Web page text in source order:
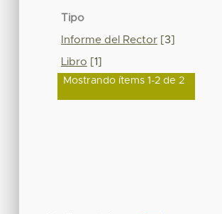
Tipo
Informe del Rector[3]
Libro [1]
Mostrando ítems 1-2 de 2